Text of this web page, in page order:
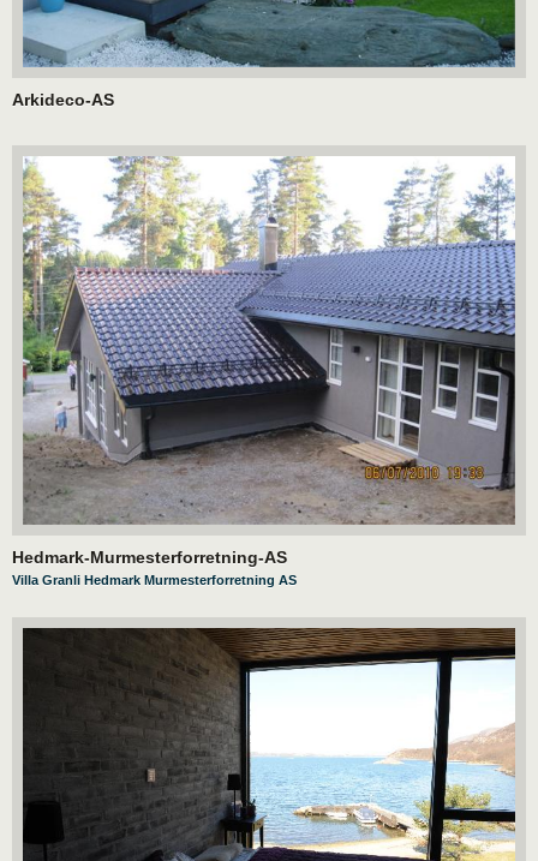
Arkideco-AS
Hedmark-Murmesterforretning-AS
Villa Granli Hedmark Murmesterforretning AS